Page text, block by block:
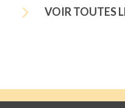
5 VOIR TOUTES